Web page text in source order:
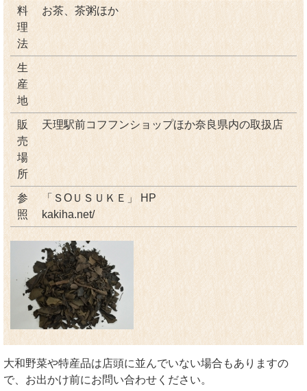
料
理
法
お茶、茶粥ほか
生
産
地
販
売
場
所
天理駅前コフフンショップほか奈良県内の取扱店
参
照
「ＳОＵＳＵＫＥ」 HP
kakiha.net/
大和野菜や特産品は店頭に並んでいない場合もありますの
で、お出かけ前にお問い合わせください。